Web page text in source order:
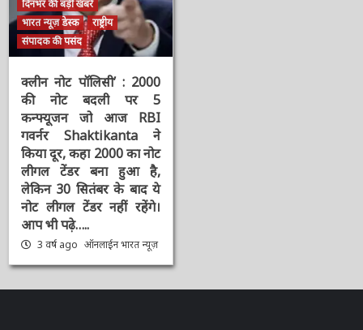
चर्चित समाचार
दिनभर की बड़ी खबरें
भारत न्यूज़ डेस्क
राष्ट्रीय
संपादक की पसंद
क्लीन नोट पॉलिसी’ : 2000
की नोट बदली पर 5
कन्फ्यूजन जो आज RBI
गवर्नर Shaktikanta ने
किया दूर, कहा 2000 का
नोट लीगल टेंडर बना हुआ है,
लेकिन 30 सितंबर के बाद ये
नोट लीगल टेंडर नहीं रहेंगे।
आप भी पढ़े…..